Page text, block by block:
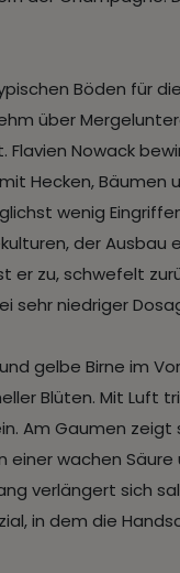
Böden für
über
Flavien Nowack
Hecken, Bäumen
wenig
der Ausbau
er zu, schwefelt
sehr niedriger
gelbe Birne im
Blüten. Mit Luft
Am Gaumen
wachen
verlängert sich
in dem die